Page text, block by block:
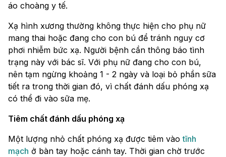
áo choàng y tế.
Xạ hình xương thường không thực hiện cho phụ nữ
mang thai hoặc đang cho con bú để tránh nguy cơ
phơi nhiễm bức xạ. Người bệnh cần thông báo tình
trạng này với bác sĩ. Với phụ nữ đang cho con bú,
nên tạm ngừng khoảng 1 - 2 ngày và loại bỏ phần sữa
tiết ra trong thời gian đó, vì chất đánh dấu phóng xạ
có thể đi vào sữa mẹ.
Tiêm chất đánh dấu phóng xạ
Một lượng nhỏ chất phóng xạ được tiêm vàotĩnh
mạch ở bàn tay hoặc cánh tay. Thời gian chờ trước